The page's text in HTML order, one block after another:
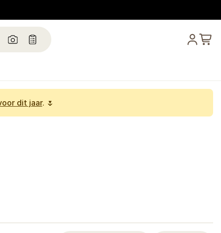
dit jaar. 🌷